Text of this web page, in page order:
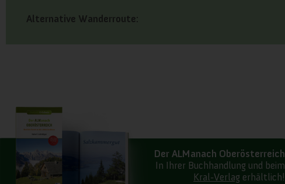
Alternative Wanderroute:
Der ALManach Oberösterreich
In Ihrer Buchhandlung und beim
Kral-Verlag erhältlich!